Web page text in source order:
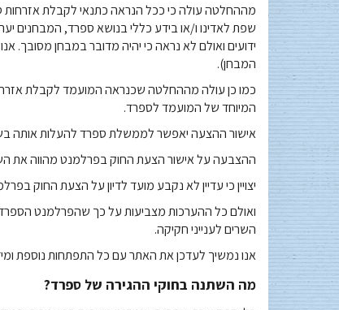
מההחלטה עולה כי ככל הנראה כתנאי לקבלת אזרחות
שפת לאדינו ו/או בידע כללי בנושא ספרד, המבחנים
ידועים ואולם לא נראה כי יהיה מדובר במבחן מסובך.
המבחן).
כמו כן עולה מההחלטה שכנראה המועמד לקבלת
המיוחד של המועמד לספרד.
אישור ההצעה יאפשר לממשלת ספרד להעלות אותה
ההצבעה על אישור הצעת החוק בפרלמנט מהווה את
יצויין כי עדיין לא נקבע מועד לדיון על הצעת החוק
ואולם כל ההערכות מצביעות על כך שהפרלמנט
השרים לענייני חקיקה.
אנו נמשיך לעדכן את האתר עם כל התפתחות נוספת
מה השתנה בחוקי ההגירה של ספרד?